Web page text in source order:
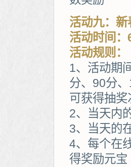
活动九：
活动时间
活动规则：
1、活动期
分、90分
可获得抽奖
2、当天内
3、当天的
4、每个在
得奖励元宝